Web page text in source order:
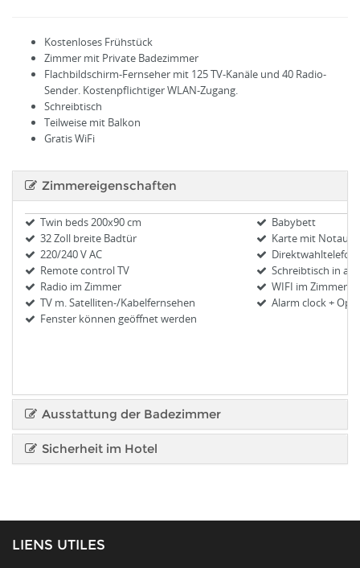
Kostenloses Frühstück
Zimmer mit Private Badezimmer
Flachbildschirm-Fernseher mit 125 TV-Kanäle und 40 Radio-
Sender. Kostenpflichtiger WLAN-Zugang.
Schreibtisch
Teilweise mit Balkon
Gratis WiFi
Zimmereigenschaften
Twin beds 200x90 cm
32 Zoll breite Badtür
220/240 V AC
Remote control TV
Radio im Zimmer
TV m. Satelliten-/Kabelfernsehen
Fenster können geöffnet werden
Babybett
Karte mit
Direktwahltelefon
Schreibtisch in
WIFI im Zimmer
Alarm clock +
Ausstattung der Badezimmer
Sicherheit im Hotel
LIENS UTILES